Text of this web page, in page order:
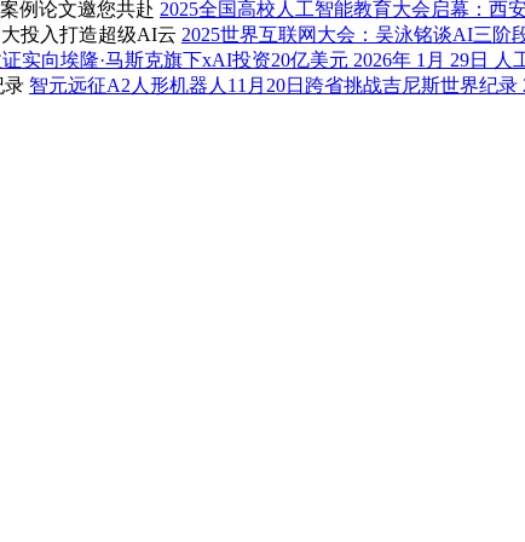
2025全国高校人工智能教育大会启幕：西
2025世界互联网大会：吴泳铭谈AI三阶
实向埃隆·马斯克旗下xAI投资20亿美元 2026年 1月 29日
人
智元远征A2人形机器人11月20日跨省挑战吉尼斯世界纪录